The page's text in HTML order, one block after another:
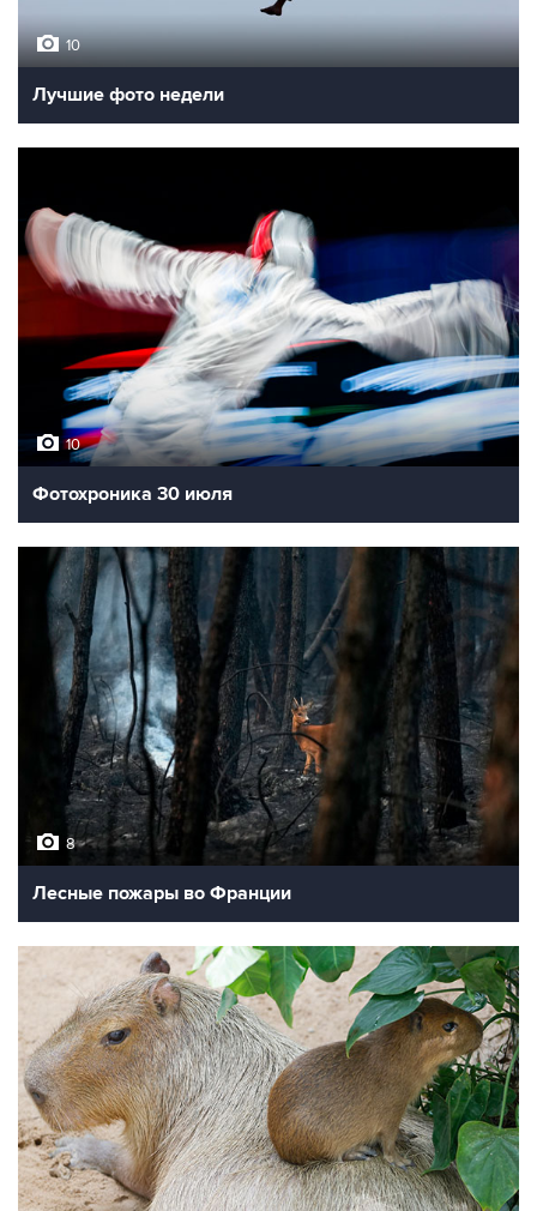
10
Лучшие фото недели
10
Фотохроника 30 июля
8
Лесные пожары во Франции